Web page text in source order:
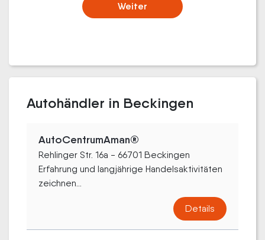
Weiter
Autohändler in Beckingen
AutoCentrumAman®
Rehlinger Str. 16a - 66701 Beckingen
Erfahrung und langjährige Handelsaktivitäten
zeichnen...
Details